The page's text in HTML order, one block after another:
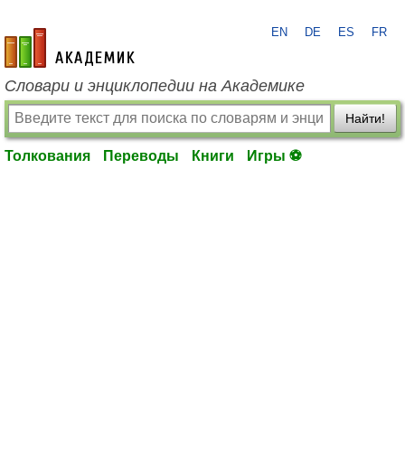
academic.ru
EN DE ES FR
Словари и энциклопедии на Академике
Найти!
Толкования Переводы Книги Игры ⚽